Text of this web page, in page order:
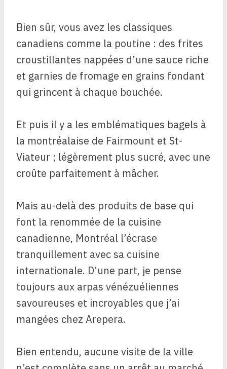
Bien sûr, vous avez les classiques
canadiens comme la poutine : des frites
croustillantes nappées d’une sauce riche
et garnies de fromage en grains fondant
qui grincent à chaque bouchée.
Et puis il y a les emblématiques bagels à
la montréalaise de Fairmount et St-
Viateur ; légèrement plus sucré, avec une
croûte parfaitement à mâcher.
Mais au-delà des produits de base qui
font la renommée de la cuisine
canadienne, Montréal l’écrase
tranquillement avec sa cuisine
internationale. D’une part, je pense
toujours aux arpas vénézuéliennes
savoureuses et incroyables que j’ai
mangées chez Arepera.
Bien entendu, aucune visite de la ville